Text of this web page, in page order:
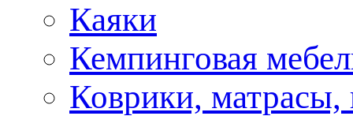
Каяки
Кемпинговая
Коврики,